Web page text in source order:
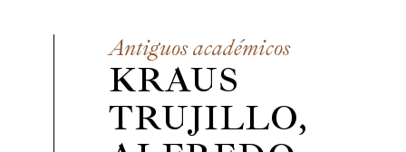
Antiguos académicos
KRAUS
TRUJILLO,